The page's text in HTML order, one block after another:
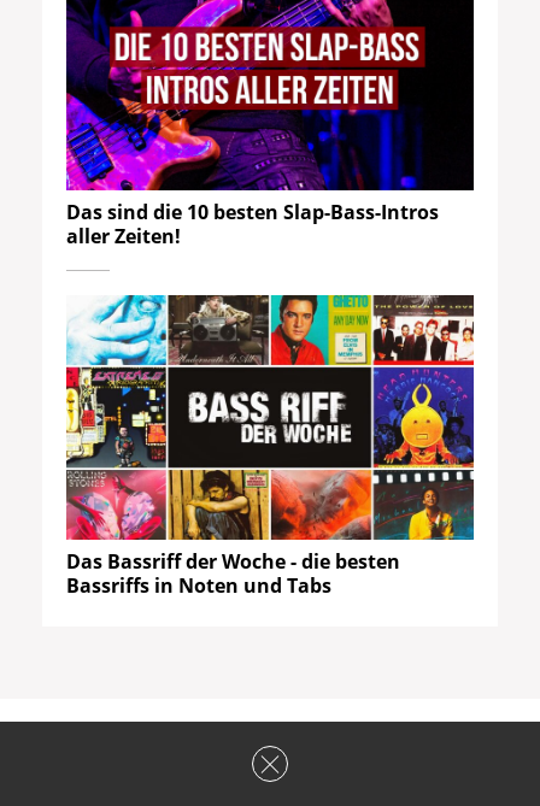
Das sind die 10 besten Slap-Bass-Intros
aller Zeiten!
Das Bassriff der Woche - die besten
Bassriffs in Noten und Tabs
HOTor Not